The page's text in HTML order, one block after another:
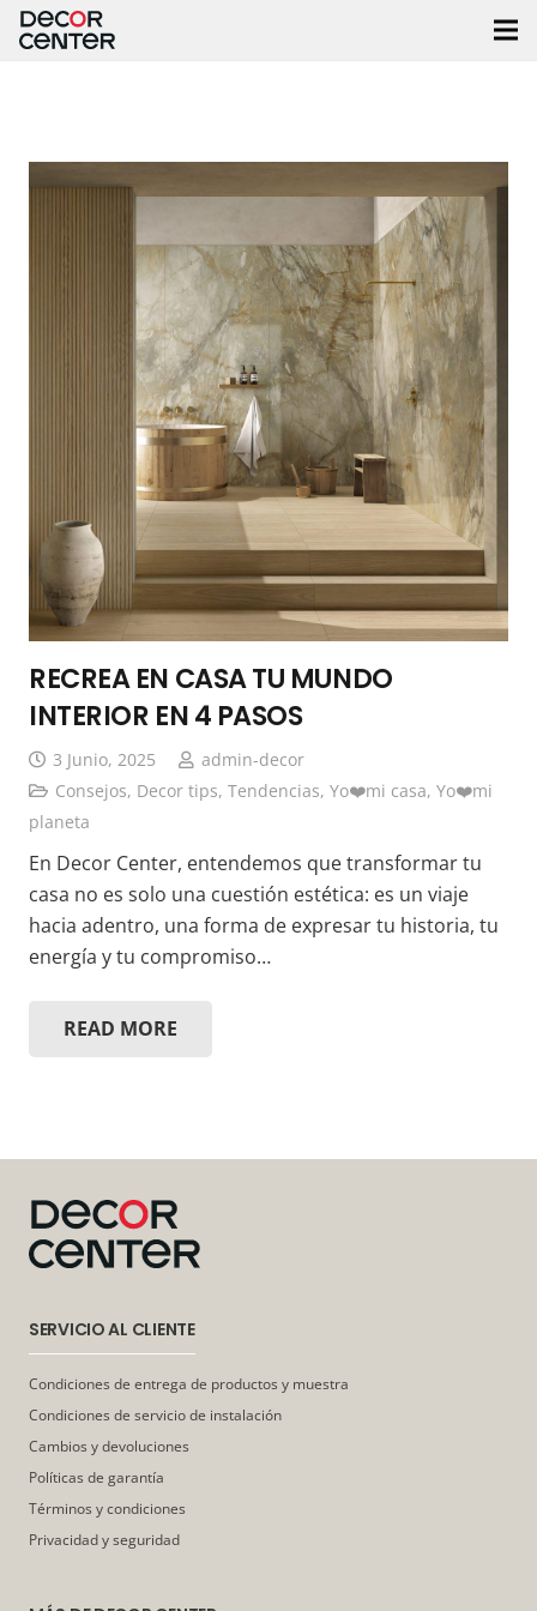
RECREA EN CASA TU MUNDO
INTERIOR EN 4 PASOS
3 Junio, 2025
admin-decor
Consejos, Decor tips, Tendencias, Yo❤️mi casa, Yo❤️mi
planeta
En Decor Center, entendemos que transformar tu
casa no es solo una cuestión estética: es un viaje
hacia adentro, una forma de expresar tu historia, tu
energía y tu compromiso…
READ MORE
SERVICIO AL CLIENTE
Condiciones de entrega de productos y muestra
Condiciones de servicio de instalación
Cambios y devoluciones
Políticas de garantía
Términos y condiciones
Privacidad y seguridad